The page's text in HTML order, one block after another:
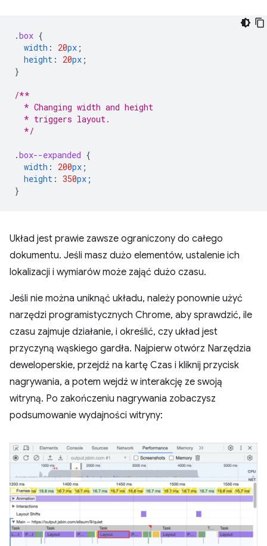
.box {
width : 20px ;
height : 20px ;
}
/**
  * Changing width and height
  * triggers layout.
  */
.box--expanded {
width : 200px ;
height : 350px ;
}
Układ jest prawie zawsze ograniczony do całego
dokumentu. Jeśli masz dużo elementów, ustalenie ich
lokalizacji i wymiarów może zająć dużo czasu.
Jeśli nie można uniknąć układu, należy ponownie użyć
narzędzi programistycznych Chrome, aby sprawdzić, ile
czasu zajmuje działanie, i określić, czy układ jest
przyczyną wąskiego gardła. Najpierw otwórz Narzędzia
deweloperskie, przejdź na kartę Czas i kliknij przycisk
nagrywania, a potem wejdź w interakcję ze swoją
witryną. Po zakończeniu nagrywania zobaczysz
podsumowanie wydajności witryny: